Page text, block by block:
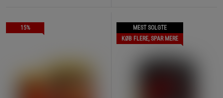
15%
MEST SOLGTE
KØB FLERE, SPAR MERE